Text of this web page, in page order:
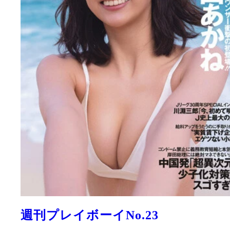
週刊プレイボーイNo.23